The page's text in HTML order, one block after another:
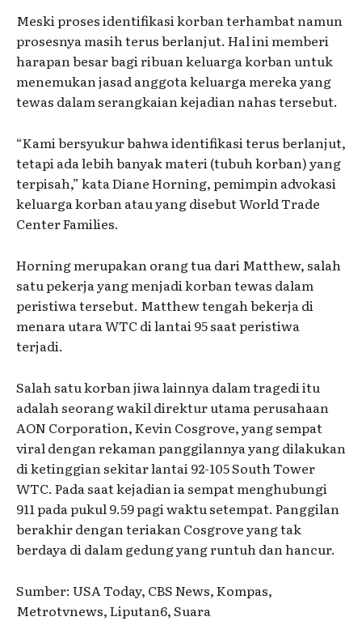
Meski proses identifikasi korban terhambat namun
prosesnya masih terus berlanjut. Hal ini memberi
harapan besar bagi ribuan keluarga korban untuk
menemukan jasad anggota keluarga mereka yang
tewas dalam serangkaian kejadian nahas tersebut.
“Kami bersyukur bahwa identifikasi terus berlanjut,
tetapi ada lebih banyak materi (tubuh korban) yang
terpisah,” kata Diane Horning, pemimpin advokasi
keluarga korban atau yang disebut World Trade
Center Families.
Horning merupakan orang tua dari Matthew, salah
satu pekerja yang menjadi korban tewas dalam
peristiwa tersebut. Matthew tengah bekerja di
menara utara WTC di lantai 95 saat peristiwa
terjadi.
Salah satu korban jiwa lainnya dalam tragedi itu
adalah seorang wakil direktur utama perusahaan
AON Corporation, Kevin Cosgrove, yang sempat
viral dengan rekaman panggilannya yang dilakukan
di ketinggian sekitar lantai 92-105 South Tower
WTC. Pada saat kejadian ia sempat menghubungi
911 pada pukul 9.59 pagi waktu setempat. Panggilan
berakhir dengan teriakan Cosgrove yang tak
berdaya di dalam gedung yang runtuh dan hancur.
Sumber: USA Today, CBS News, Kompas,
Metrotvnews, Liputan6, Suara